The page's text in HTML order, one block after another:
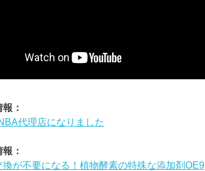
：
代理店になりました
：
換が不要になる！植物酵素の特殊な添加剤OE9